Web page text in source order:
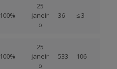
100%
25
janeir
o
36 ≤ 3
100%
25
janeir
o
533 106